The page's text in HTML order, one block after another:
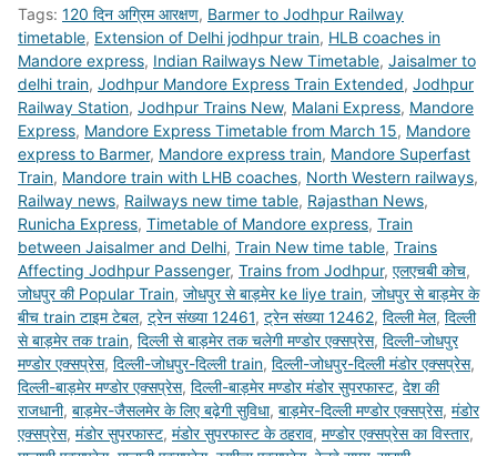
Tags: 120 दिन अग्रिम आरक्षण, Barmer to Jodhpur Railway
timetable, Extension of Delhi jodhpur train, HLB coaches in
Mandore express, Indian Railways New Timetable, Jaisalmer to
delhi train, Jodhpur Mandore Express Train Extended, Jodhpur
Railway Station, Jodhpur Trains New, Malani Express, Mandore
Express, Mandore Express Timetable from March 15, Mandore
express to Barmer, Mandore express train, Mandore Superfast
Train, Mandore train with LHB coaches, North Western railways,
Railway news, Railways new time table, Rajasthan News,
Runicha Express, Timetable of Mandore express, Train
between Jaisalmer and Delhi, Train New time table, Trains
Affecting Jodhpur Passenger, Trains from Jodhpur, एलएचबी कोच,
जोधपुर की Popular Train, जोधपुर से बाड़मेर ke liye train, जोधपुर से बाड़मेर के
बीच train टाइम टेबल, ट्रेन संख्या 12461, ट्रेन संख्या 12462, दिल्ली मेल, दिल्ली
से बाड़मेर तक train, दिल्ली से बाड़मेर तक चलेगी मण्डोर एक्सप्रेस, दिल्ली-जोधपुर
मण्डोर एक्सप्रेस, दिल्ली-जोधपुर-दिल्ली train, दिल्ली-जोधपुर-दिल्ली मंडोर एक्सप्रेस,
दिल्ली-बाड़मेर मण्डोर एक्सप्रेस, दिल्ली-बाड़मेर मण्डोर मंडोर सुपरफास्ट, देश की
राजधानी, बाड़मेर-जैसलमेर के लिए बढ़ेगी सुविधा, बाड़मेर-दिल्ली मण्डोर एक्सप्रेस, मंडोर
एक्सप्रेस, मंडोर सुपरफास्ट, मंडोर सुपरफास्ट के ठहराव, मण्डोर एक्सप्रेस का विस्तार,